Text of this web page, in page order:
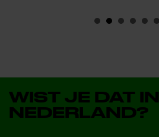
WIST JE DAT IN
NEDERLAND?